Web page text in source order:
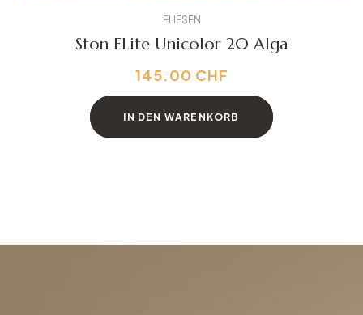
FLIESEN
Ston ELite Unicolor 20 Alga
145.00 CHF
IN DEN WARENKORB